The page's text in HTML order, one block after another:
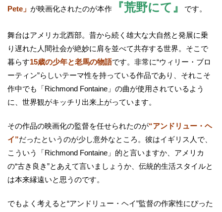
Pete」 が映画化されたのが本作 『荒野にて』 です。
舞台はアメリカ北西部。昔から続く雄大な大自然と発展に乗
り遅れた人間社会が絶妙に肩を並べて共存する世界。そこで
暮らす15歳の少年と老馬の物語です。非常に“ウィリー・ブロ
ーティン”らしいテーマ性を持っている作品であり、それこそ
作中でも「Richmond Fontaine」の曲が使用されているよう
に、世界観がキッチリ出来上がっています。
その作品の映画化の監督を任せられたのが“アンドリュー・ヘ
イ”だったというのが少し意外なところ。彼はイギリス人で、
こういう「Richmond Fontaine」的と言いますか、アメリカ
の“古き良き”とあえて言いましょうか、伝統的生活スタイルと
は本来縁遠いと思うのです。
でもよく考えると“アンドリュー・ヘイ”監督の作家性にぴった